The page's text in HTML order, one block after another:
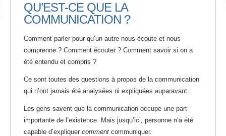
QU’EST-CE QUE LA
COMMUNICATION ?
Comment parler pour qu’un autre nous écoute et nous
comprenne ? Comment écouter ? Comment savoir si on a
été entendu et compris ?
Ce sont toutes des questions à propos de la communication
qui n’ont jamais été analysées ni expliquées auparavant.
Les gens savent que la communication occupe une part
importante de l’existence. Mais jusqu’ici, personne n’a été
capable d’expliquer comment communiquer.